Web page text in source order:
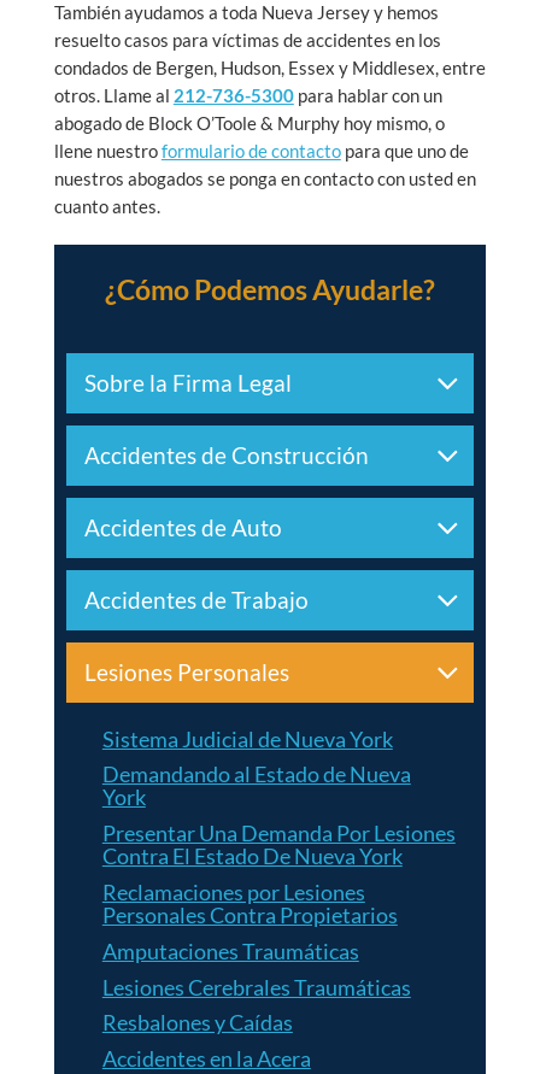
También ayudamos a toda Nueva Jersey y hemos
resuelto casos para víctimas de accidentes en los
condados de Bergen, Hudson, Essex y Middlesex, entre
otros. Llame al 212-736-5300para hablar con un
abogado de Block O’Toole & Murphy hoy mismo, o
llene nuestroformulario de contactopara que uno de
nuestros abogados se ponga en contacto con usted en
cuanto antes.
¿Cómo Podemos Ayudarle?
Sobre la Firma Legal
Accidentes de Construcción
Accidentes de Auto
Accidentes de Trabajo
Lesiones Personales
Sistema Judicial de Nueva York
Demandando al Estado de Nueva
York
Presentar Una Demanda Por Lesiones
Contra El Estado De Nueva York
Reclamaciones por Lesiones
Personales Contra Propietarios
Amputaciones Traumáticas
Lesiones Cerebrales Traumáticas
Resbalones y Caídas
Accidentes en la Acera